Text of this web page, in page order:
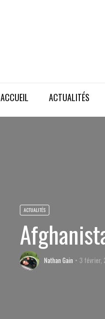
ACCUEIL ACTUALITÉS
ACTUALITÉS
Nathan Gain 3 février,